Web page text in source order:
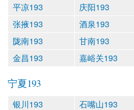
平凉193
庆阳193
张掖193
酒泉193
陇南193
甘南193
金昌193
嘉峪关193
宁夏193
银川193 石嘴山193